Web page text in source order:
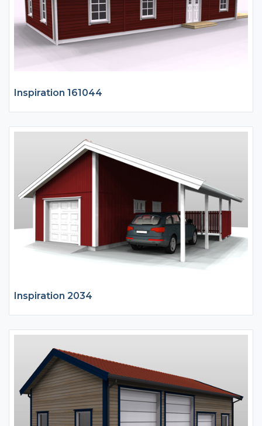
Inspiration 161044
Inspiration 2034